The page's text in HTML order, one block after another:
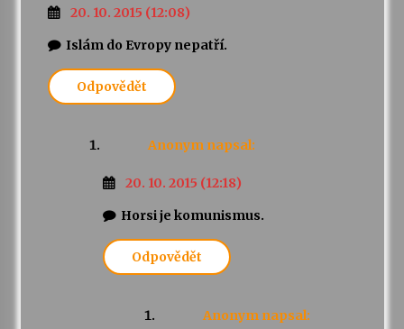
20. 10. 2015 (12:08)
Islám do Evropy nepatří.
Odpovědět
Anonym napsal:
20. 10. 2015 (12:18)
Horsi je komunismus.
Odpovědět
Anonym napsal: